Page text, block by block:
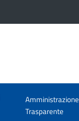
Amministrazione
Trasparente